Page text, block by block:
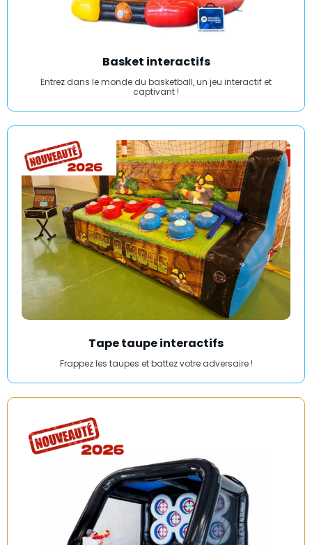
Basket interactifs
Entrez dans le monde du basketball, un jeu interactif et
captivant !
Tape taupe interactifs
Frappez les taupes et battez votre adversaire !